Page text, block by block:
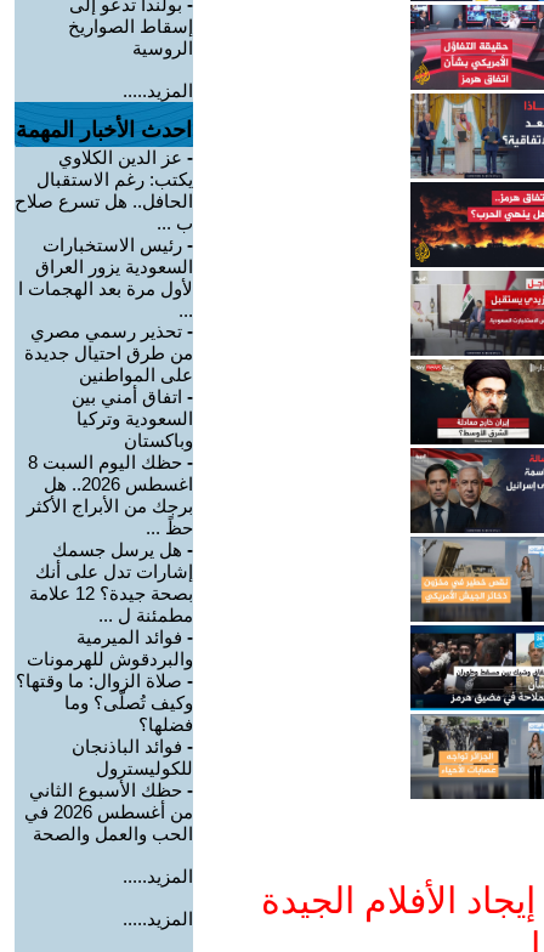
الأفلام الجيدة
- بولندا تدعو إلى
إسقاط الصواريخ
الروسية
المزيد.....
احدث الأخبار المهمة
- عز الدين الكلاوي
يكتب: رغم الاستقبال
الحافل.. هل تسرع صلاح
ب ...
- رئيس الاستخبارات
السعودية يزور العراق
لأول مرة بعد الهجمات ا
...
- تحذير رسمي مصري
من طرق احتيال جديدة
على المواطنين
- اتفاق أمني بين
السعودية وتركيا
وباكستان
-
حظك اليوم السبت 8
اغسطس 2026.. هل
برجك من الأبراج الأكثر
حظً ...
- هل يرسل جسمك
إشارات تدل على أنك
بصحة جيدة؟ 12 علامة
مطمئنة ل ...
- فوائد الميرمية
والبردقوش للهرمونات
- صلاة الزوال: ما وقتها؟
وكيف تُصلّى؟ وما
فضلها؟
- فوائد الباذنجان
للكوليسترول
- حظك الأسبوع الثاني
من أغسطس 2026 في
الحب والعمل والصحة
المزيد.....
المزيد.....